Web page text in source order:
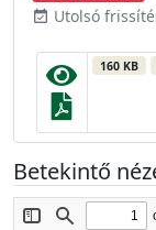
event_available Utolsó
160 KB
Betekintő